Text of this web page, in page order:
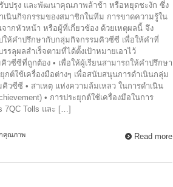
บปรุง และพัฒนาคุณภาพล้าช้า หรือหยุดชะงัก ซึ่ง
เนินกิจกรรมของสมาชิกในทีม การขาดความรู้ใน
ากหัวหน้า หรือผู้ที่เกี่ยวช้อง ด้วยเหตุผลนี้ จึง
ให้คำปรึกษากับกลุ่มกิจกรรมคิวซีซี เพื่อให้คำที่
ลุผลสำเร็จตามที่ได้ตั้งเป้าหมายเอาไว้
วซีซีที่ถูกต้อง • เพื่อให้ผู้เรียนสามารถให้คำปรึกษา
ต์ใช้เครื่องมือต่างๆ เพื่อสนับสนุนการดำเนินกลุ่ม
ซีซี • สาเหตุ แห่งความล้มเหลว ในการดำเนิน
• การประยุกต์ใช้เครื่องมือในการ
7QC Tolls และ […]
คุณภาพ Read more